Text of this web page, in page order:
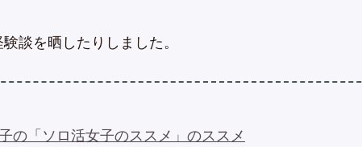
談を晒したりしました。
の「ソロ活女子のススメ」のススメ